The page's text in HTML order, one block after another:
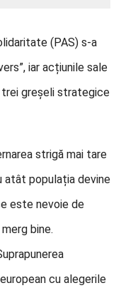
(PAS) s-a
iar acțiunile sale
greșeli strategice
strigă mai tare
atât populația devine
este nevoie de
bine.
cu alegerile